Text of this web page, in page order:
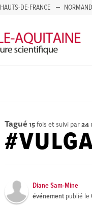
HAUTS-DE-FRANCE
Tagué 15fois et suivi par24
Diane Sam-Mine
événement publié le